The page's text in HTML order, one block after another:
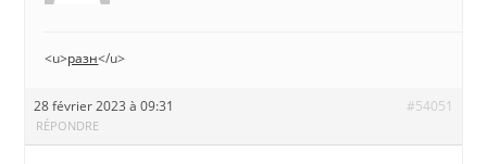
<u>разн</u>
28 février 2023 à 09:31 #54051
RÉPONDRE